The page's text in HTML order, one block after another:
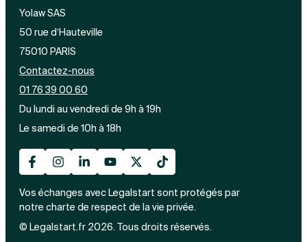
Yolaw SAS
50 rue d’Hauteville
75010 PARIS
Contactez-nous
01 76 39 00 60
Du lundi au vendredi de 9h à 19h
Le samedi de 10h à 18h
Vos échanges avec Legalstart sont protégés par
notre charte de respect de la vie privée.
© Legalstart.fr 2026. Tous droits réservés.